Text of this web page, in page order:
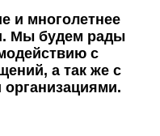
и многолетнее
Мы будем рады
с
а так же с